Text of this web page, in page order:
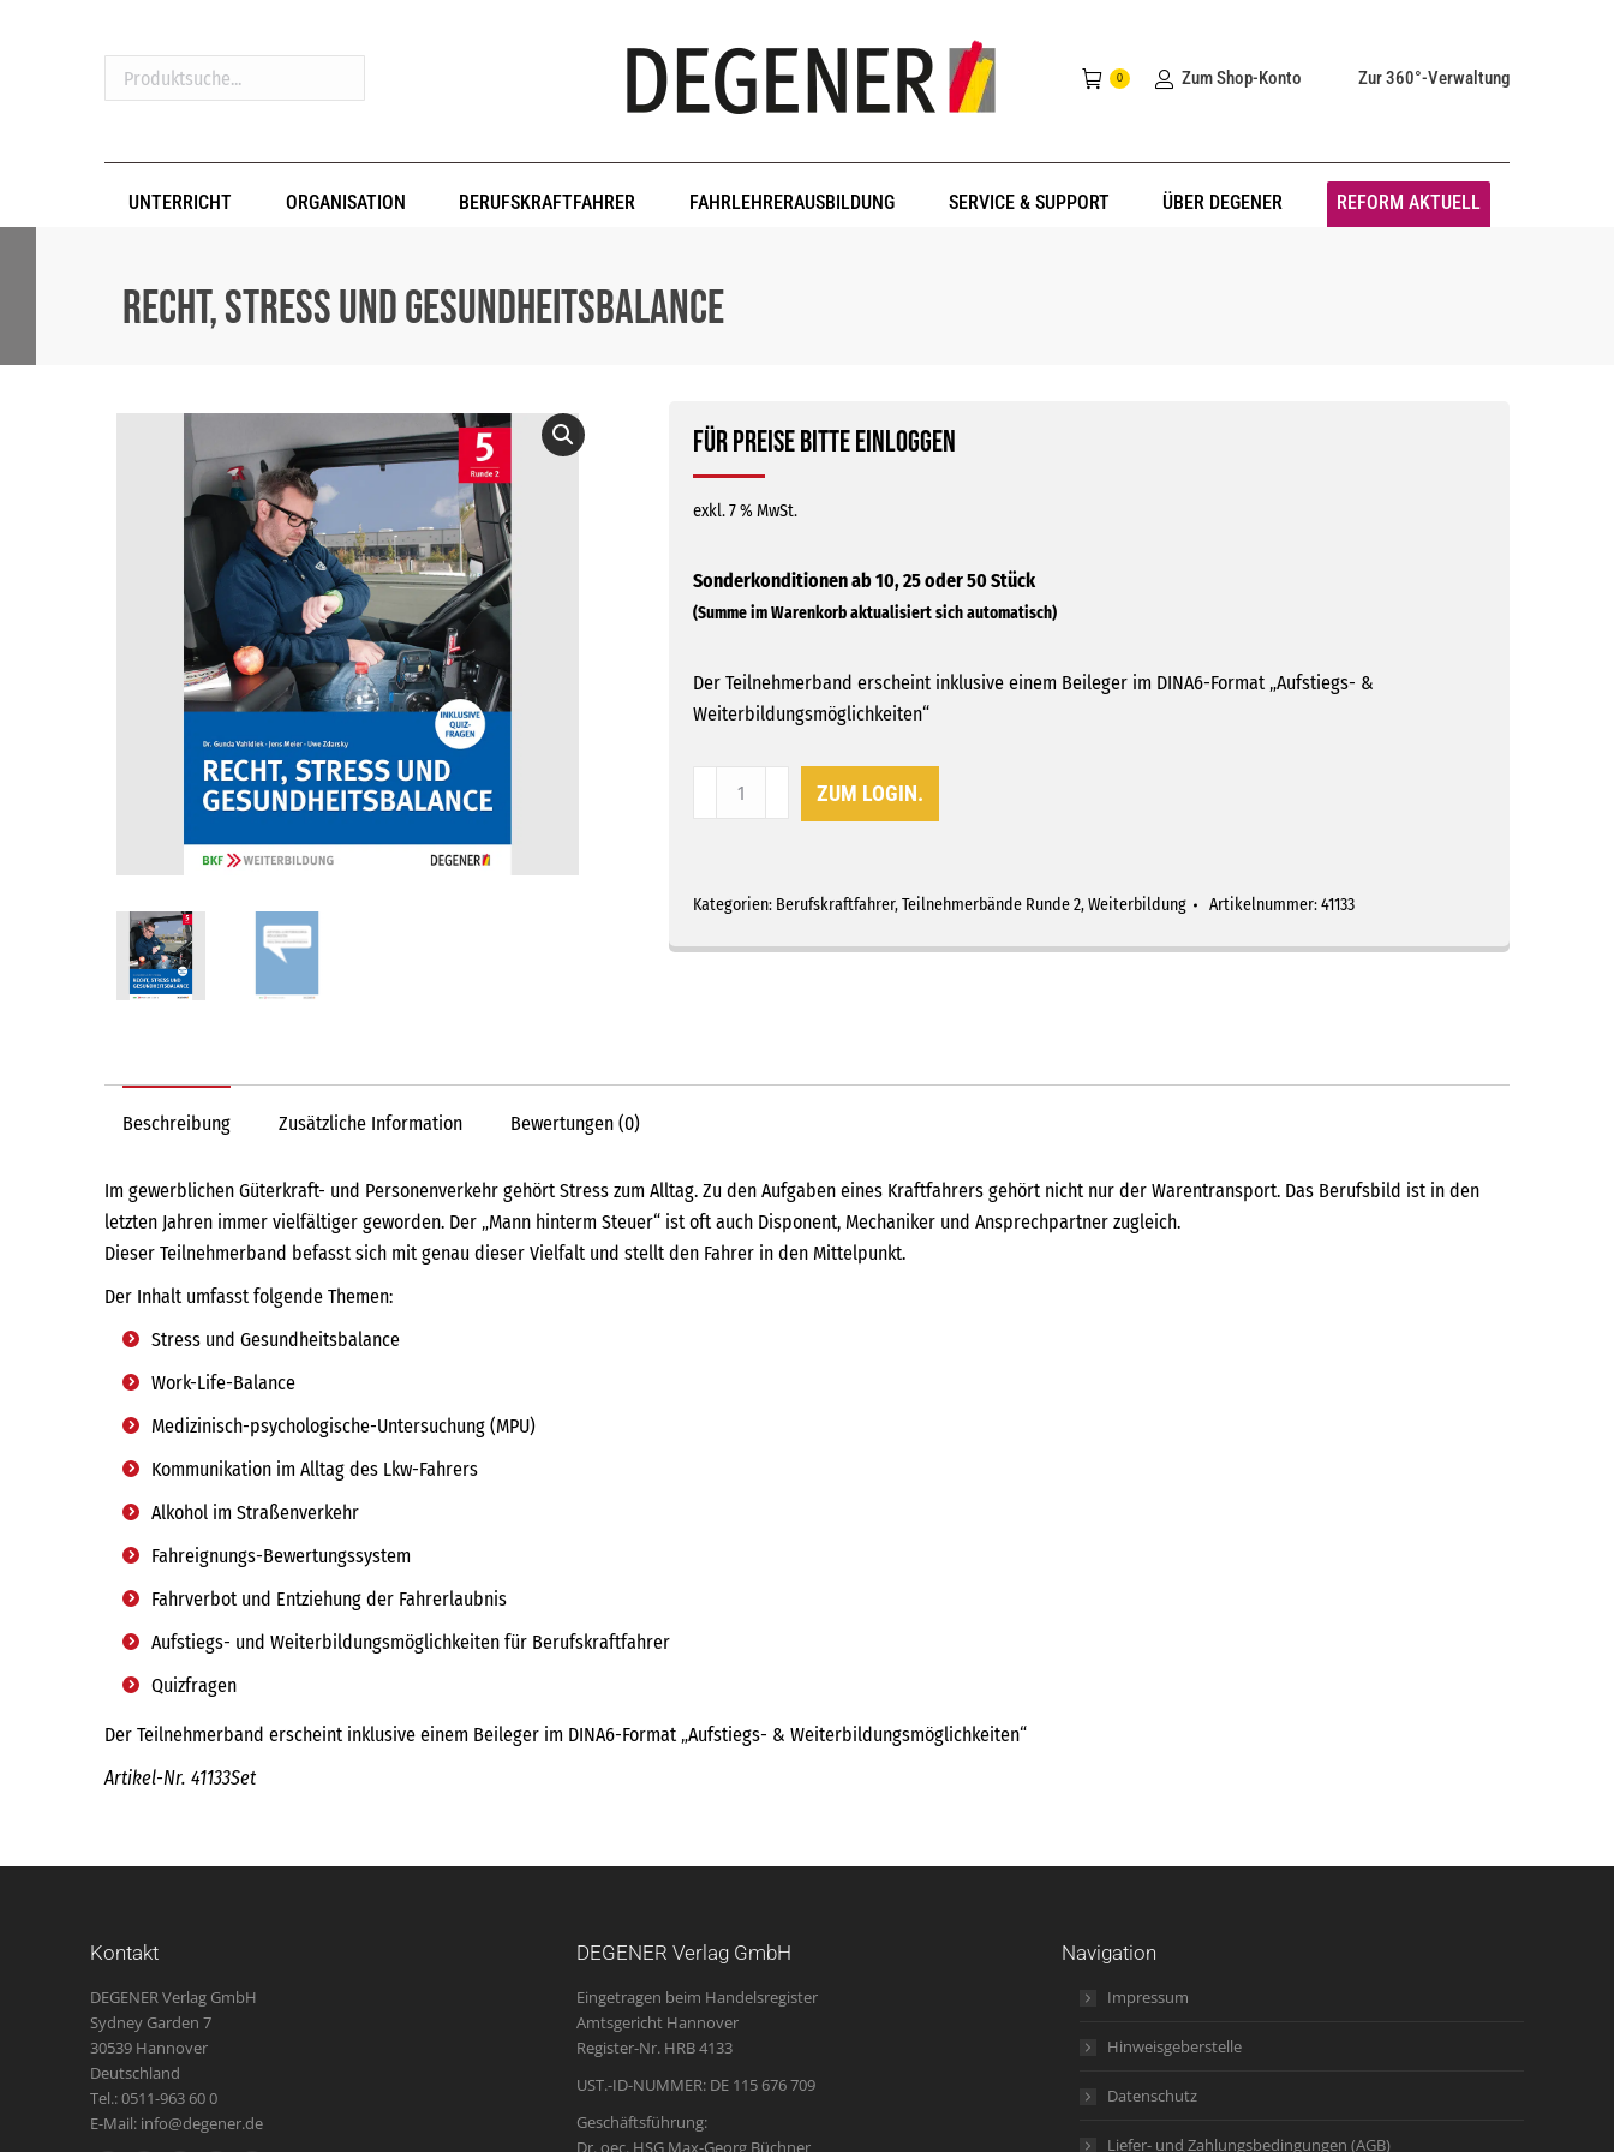
Produktsuche...
0 Zum Shop-Konto Zur 360°-Verwaltung
UNTERRICHT ORGANISATION BERUFSKRAFTFAHRER FAHRLEHRERAUSBILDUNG SERVICE & SUPPORT ÜBER DEGENER REFORM AKTUELL
Recht, Stress und Gesundheitsbalance
Für Preise bitte einloggen
exkl. 7 % MwSt.
Der Teilnehmerband erscheint inklusive einem Beileger im DINA6-Format „Aufstiegs- &
Weiterbildungsmöglichkeiten“
Menge
ZUM LOGIN.
Kategorien: Berufskraftfahrer,Teilnehmerbände Runde 2,Weiterbildung Artikelnummer:41133
Beschreibung Zusätzliche Information Bewertungen (0)
Im gewerblichen Güterkraft- und Personenverkehr gehört Stress zum Alltag. Zu den Aufgaben eines Kraftfahrers gehört nicht nur der Warentransport. Das Berufsbild ist in den
letzten Jahren immer vielfältiger geworden. Der „Mann hinterm Steuer“ ist oft auch Disponent, Mechaniker und Ansprechpartner zugleich.
Dieser Teilnehmerband befasst sich mit genau dieser Vielfalt und stellt den Fahrer in den Mittelpunkt.
Der Inhalt umfasst folgende Themen:
Stress und Gesundheitsbalance
Work-Life-Balance
Medizinisch-psychologische-Untersuchung (MPU)
Kommunikation im Alltag des Lkw-Fahrers
Alkohol im Straßenverkehr
Fahreignungs-Bewertungssystem
Fahrverbot und Entziehung der Fahrerlaubnis
Aufstiegs- und Weiterbildungsmöglichkeiten für Berufskraftfahrer
Quizfragen
Der Teilnehmerband erscheint inklusive einem Beileger im DINA6-Format „Aufstiegs- & Weiterbildungsmöglichkeiten“
Artikel-Nr. 41133Set
Kontakt
DEGENER Verlag GmbH
Sydney Garden 7
30539 Hannover
Deutschland
Tel.: 0511-963 60 0
E-Mail: info@degener.de
DEGENER Verlag GmbH
Eingetragen beim Handelsregister
Amtsgericht Hannover
Register-Nr. HRB 4133
UST.-ID-NUMMER: DE 115 676 709
Geschäftsführung:
Dr. oec. HSG Max-Georg Büchner
Navigation
Impressum
Hinweisgeberstelle
Datenschutz
Liefer- und Zahlungsbedingungen (AGB)